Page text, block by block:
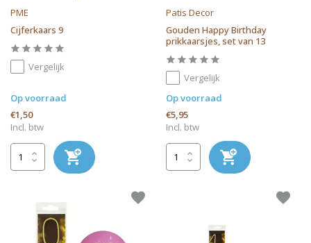
PME
Cijferkaars 9
Vergelijk
Op voorraad
€1,50
Incl. btw
Patis Decor
Gouden Happy Birthday
prikkaarsjes, set van 13
Vergelijk
Op voorraad
€5,95
Incl. btw